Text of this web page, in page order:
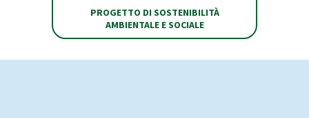
PROGETTO DI SOSTENIBILITÀ
AMBIENTALE E SOCIALE